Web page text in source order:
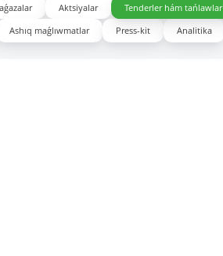
Aktsiyalar Tenderler hám tańlawlar
Ashıq maǵlıwmatlar Press-kit Analitika